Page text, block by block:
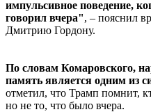
импульсивное поведение,
говорил вчера", – пояснил
Дмитрию Гордону.
По словам Комаровского,
память является одним из
отметил, что Трамп помнит,
но не то, что было вчера.